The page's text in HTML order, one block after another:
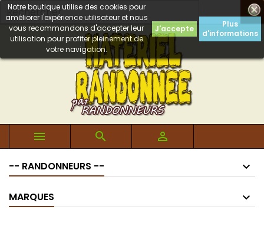

Notre boutique utilise des cookies pour
améliorer l'expérience utilisateur et nous
vous recommandons d'accepter leur
utilisation pour profiter pleinement de
votre navigation.
J'accepte
Plus
d'informations
  
-- RANDONNEURS --
MARQUES